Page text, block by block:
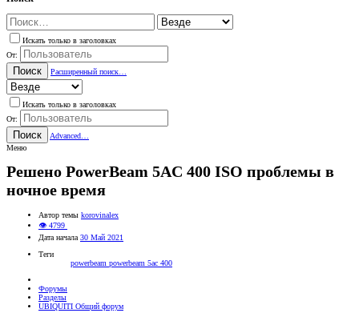
Искать только в заголовках
От:
Поиск Расширенный поиск…
Искать только в заголовках
От:
Поиск
Advanced…
Меню
Решено PowerBeam 5AC 400 ISO проблемы в
ночное время
Автор темы korovinalex
👁 4799
Дата начала 30 Май 2021
Теги
powerbeam powerbeam 5ac 400
Форумы
Разделы
UBIQUITI Общий форум